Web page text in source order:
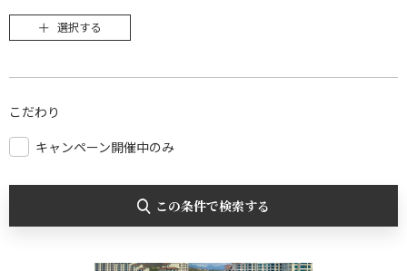
選択する
こだわり
キャンペーン開催中のみ
この条件で検索する